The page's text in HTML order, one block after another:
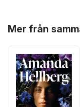
Mer från